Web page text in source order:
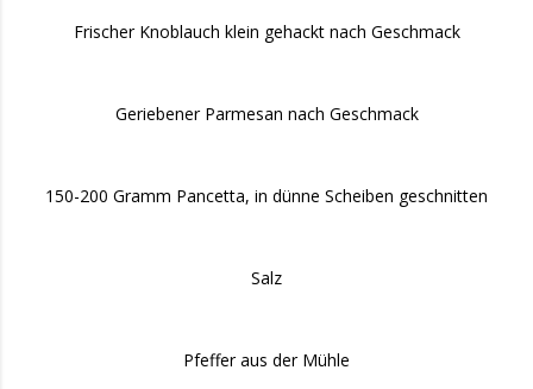
Frischer Knoblauch klein gehackt nach Geschmack
Geriebener Parmesan nach Geschmack
150-200 Gramm Pancetta, in dünne Scheiben geschnitten
Salz
Pfeffer aus der Mühle